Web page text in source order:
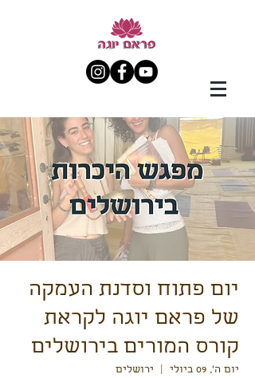
יום פתוח וסדנת העמקה
של פראם יוגה לקראת
קורס המורים בירושלים
יום ה׳, 09 ביולי ירושלים